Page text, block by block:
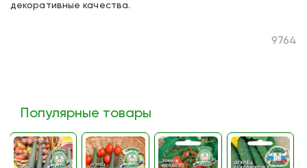
декоративные качества.
9764
Популярные товары